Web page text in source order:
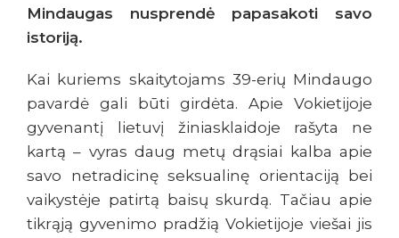
Mindaugas nusprendė papasakoti savo
istoriją.
Kai kuriems skaitytojams 39-erių Mindaugo
pavardė gali būti girdėta. Apie Vokietijoje
gyvenantį lietuvį žiniasklaidoje rašyta ne
kartą – vyras daug metų drąsiai kalba apie
savo netradicinę seksualinę orientaciją bei
vaikystėje patirtą baisų skurdą. Tačiau apie
tikrąją gyvenimo pradžią Vokietijoje viešai jis